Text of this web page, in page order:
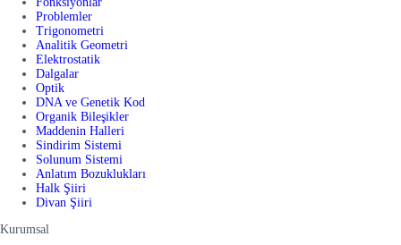
Problemler
Trigonometri
Analitik Geometri
Elektrostatik
Dalgalar
Optik
DNA ve Genetik Kod
Organik Bileşikler
Maddenin Halleri
Sindirim Sistemi
Solunum Sistemi
Anlatım Bozuklukları
Halk Şiiri
Divan Şiiri
Kurumsal